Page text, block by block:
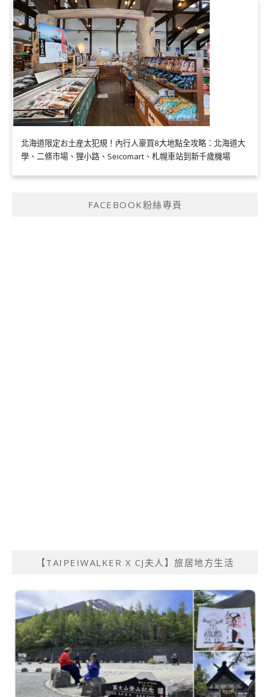
北海道限定お土産太犯規！內行人豪買8大地點全攻略：北海道大
學、二條市場、狸小路、Seicomart、札幌車站到新千歲機場
FACEBOOK粉絲專頁
【TAIPEIWALKER X CJ夫人】旅居地方生活